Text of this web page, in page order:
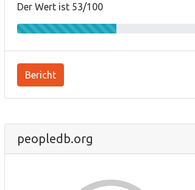
Der Wert ist 53/100
Bericht
peopledb.org